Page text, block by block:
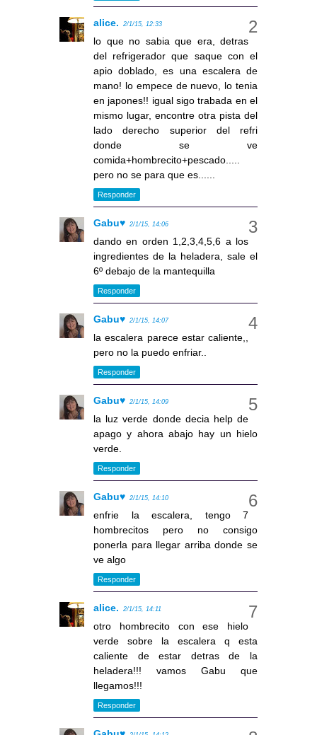
alice. 2/1/15, 12:33
lo que no sabia que era, detras
del refrigerador que saque con el
apio doblado, es una escalera de
mano! lo empece de nuevo, lo tenia
en japones!! igual sigo trabada en el
mismo lugar, encontre otra pista del
lado derecho superior del refri
donde se ve
comida+hombrecito+pescado.....
pero no se para que es......
Responder
Gabu♥ 2/1/15, 14:06
dando en orden 1,2,3,4,5,6 a los
ingredientes de la heladera, sale el
6º debajo de la mantequilla
Responder
Gabu♥ 2/1/15, 14:07
la escalera parece estar caliente,,
pero no la puedo enfriar..
Responder
Gabu♥ 2/1/15, 14:09
la luz verde donde decia help de
apago y ahora abajo hay un hielo
verde.
Responder
Gabu♥ 2/1/15, 14:10
enfrie la escalera, tengo 7
hombrecitos pero no consigo
ponerla para llegar arriba donde se
ve algo
Responder
alice. 2/1/15, 14:11
otro hombrecito con ese hielo
verde sobre la escalera q esta
caliente de estar detras de la
heladera!!! vamos Gabu que
llegamos!!!
Responder